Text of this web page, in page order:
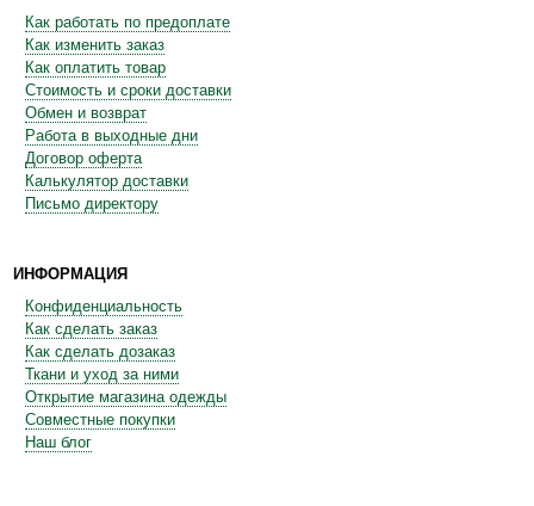
Как работать по предоплате
Как изменить заказ
Как оплатить товар
Стоимость и сроки доставки
Обмен и возврат
Работа в выходные дни
Договор оферта
Калькулятор доставки
Письмо директору
ИНФОРМАЦИЯ
Конфиденциальность
Как сделать заказ
Как сделать дозаказ
Ткани и уход за ними
Открытие магазина одежды
Совместные покупки
Наш блог